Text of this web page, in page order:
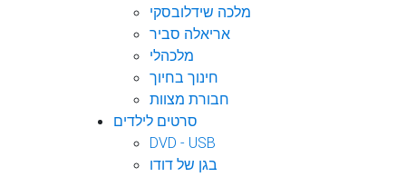
מלכה שידלובסקי
אריאלה סביר
מלכהלי
חינוך בחיוך
חבורת מצוות
סרטים לילדים
DVD - USB
בגן של דודו